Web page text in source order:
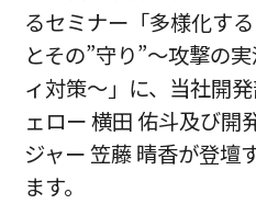
るセミナー「多様化す
とその”守り”〜攻撃の
ィ対策〜」に、当社開
ェロー 横田 佑斗及び開
ジャー 笠藤 晴香が登壇
ます。